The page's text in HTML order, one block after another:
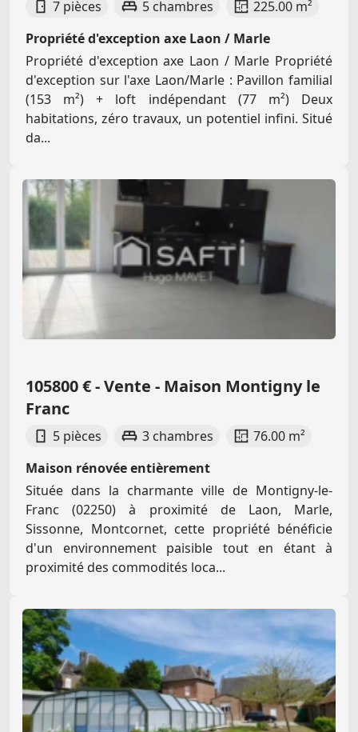
7 pièces 5 chambres
225.00 m²
Propriété d'exception axe Laon / Marle
Propriété d'exception axe Laon / Marle Propriété
d'exception sur l'axe Laon/Marle : Pavillon familial
(153 m²) + loft indépendant (77 m²) Deux
habitations, zéro travaux, un potentiel infini. Situé
da...
105800 € - Vente - Maison Montigny le
Franc
5 pièces 3 chambres
76.00 m²
Maison rénovée entièrement
Située dans la charmante ville de Montigny-le-
Franc (02250) à proximité de Laon, Marle,
Sissonne, Montcornet, cette propriété bénéficie
d'un environnement paisible tout en étant à
proximité des commodités loca...